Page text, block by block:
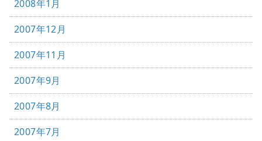
2008年1月
2007年12月
2007年11月
2007年9月
2007年8月
2007年7月